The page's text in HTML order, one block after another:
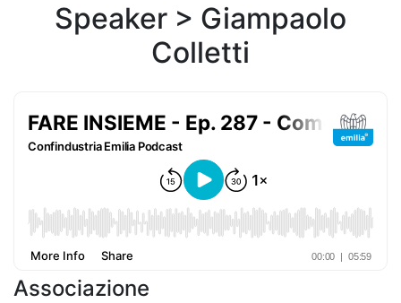
Speaker > Giampaolo
Colletti
Associazione